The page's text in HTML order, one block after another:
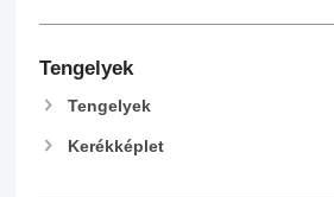
Tengelyek
Tengelyek
Kerékképlet